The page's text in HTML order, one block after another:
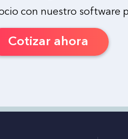
con nuestro software
Cotizar ahora